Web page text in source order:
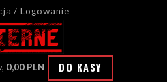
/ Logowanie
0,00 PLN DO KASY